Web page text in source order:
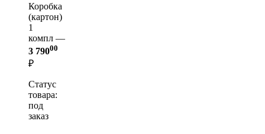
Коробка
(картон)
1
компл —
3 79000
₽
Статус
товара:
под
заказ